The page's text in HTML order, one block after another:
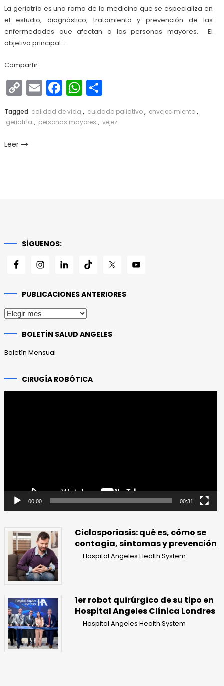
La geriatría es una rama de la medicina que se especializa en
el estudio, diagnóstico, tratamiento y prevención de las
enfermedades que afectan a las personas mayores. El
objetivo principal…
Compartir:
Copy
Link
EmailFacebook
WhatsApp
Compartir
Tagged calidad de vida , cuidado paliativo, envejecimiento,
geriatría , personas mayores , vejez
Leer
SÍGUENOS:
PUBLICACIONES ANTERIORES
Publicaciones
BOLETÍN SALUD ANGELES
Boletín Mensual
CIRUGÍA ROBÓTICA
00:00 00:31
Ciclosporiasis: qué es, cómo se
contagia, síntomas y prevención
Hospital Angeles Health System
1er robot quirúrgico de su tipo en
Hospital Angeles Clínica Londres
Hospital Angeles Health System